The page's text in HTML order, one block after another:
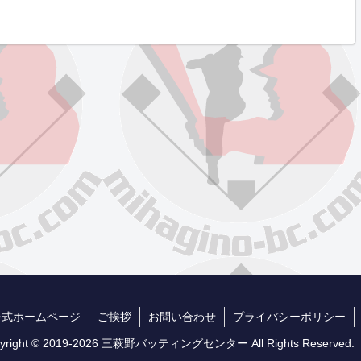
ホームページ ご挨拶 お問い合わせ プライバシーポリシー
© 2019-2026 三萩野バッティングセンター All Rights Reserved.